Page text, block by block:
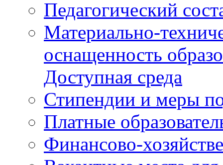
Педагогический
Материально-
оснащенность
Доступная среда
Стипендии и меры
Платные
Финансово-